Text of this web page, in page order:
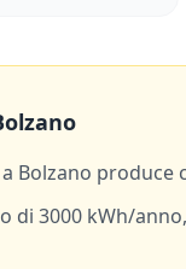
a Bolzano produce
di 3000 kWh/